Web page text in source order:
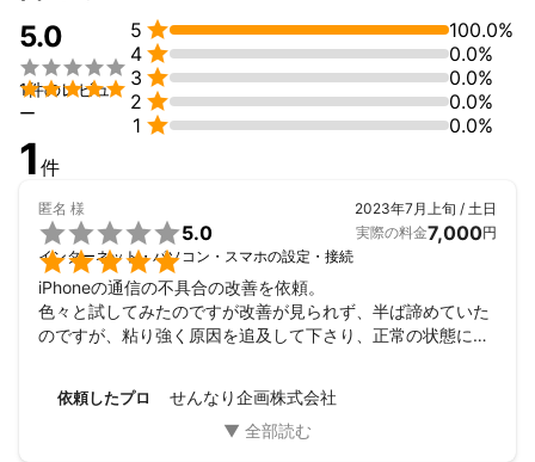
5.0


1件のレビュ
ー
5 
100.0%
4 
0.0%
3 
0.0%
2 
0.0%
1  0.0%
1 件
匿名 様


5.0
インターネット・パソコン・スマホの設定・接続
2023年7月上旬 / 土日
実際の料金7,000円
iPhoneの通信の不具合の改善を依頼。
色々と試してみたのですが改善が見られず、半ば諦めていた
のですが、粘り強く原因を追及して下さり、正常の状態に戻
依頼したプロ せんなり企画株式会社